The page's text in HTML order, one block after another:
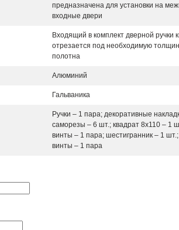
предназначена для установки на
входные двери
Входящий в комплект дверной ручки
отрезается под необходимую
полотна
Алюминий
Гальваника
Ручки – 1 пара; декоративные
саморезы – 6 шт.; квадрат 8х110 – 1
винты – 1 пара; шестигранник – 1
винты – 1 пара